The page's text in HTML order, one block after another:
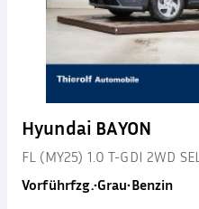
Hyundai BAYON
FL (MY25) 1.0 T-GDI 2WD
Vorführfzg.•Grau•Benzin